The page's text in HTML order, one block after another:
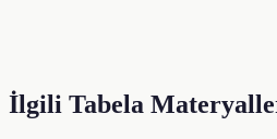
İlgili Tabela